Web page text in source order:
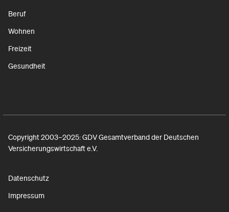
Beruf
Wohnen
Freizeit
Gesundheit
Copyright 2003–2025: GDV Gesamtverband der Deutschen
Versicherungswirtschaft e.V.
Datenschutz
Impressum